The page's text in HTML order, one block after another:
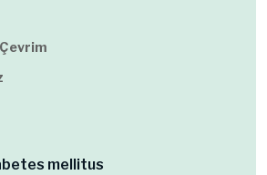
mellitus